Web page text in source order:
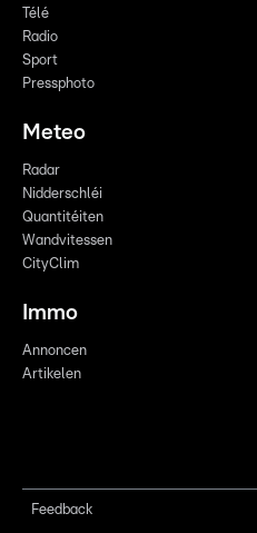
Télé
Radio
Sport
Pressphoto
Meteo
Radar
Nidderschléi
Quantitéiten
Wandvitessen
CityClim
Immo
Annoncen
Artikelen
Feedback